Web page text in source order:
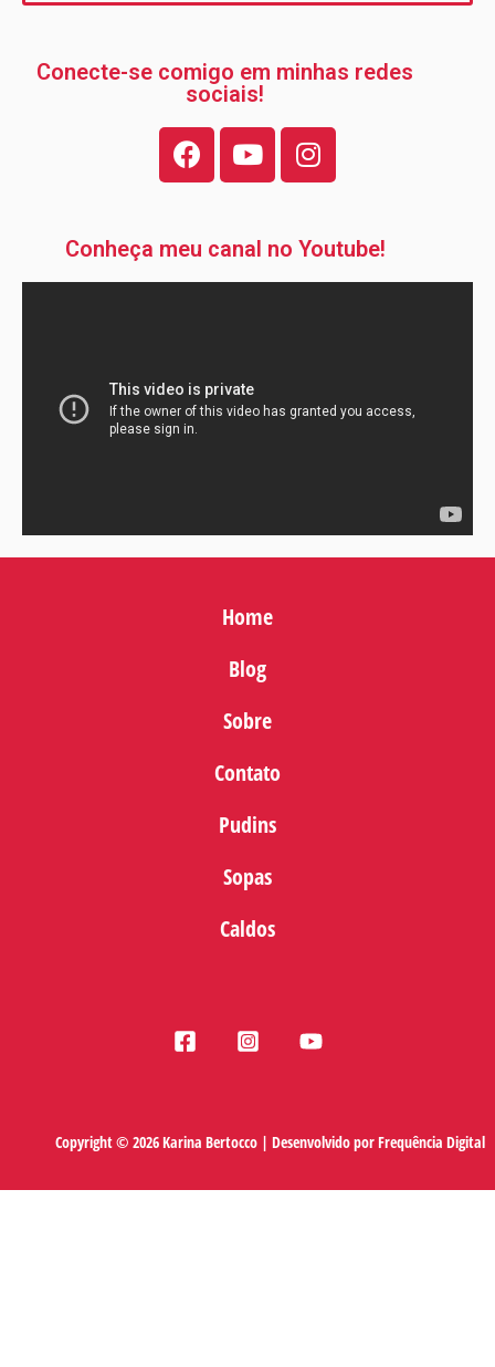
Conecte-se comigo em minhas redes
sociais!
Conheça meu canal no Youtube!
Home
Blog
Sobre
Contato
Pudins
Sopas
Caldos
Copyright © 2026 Karina Bertocco | Desenvolvido porFrequência Digital